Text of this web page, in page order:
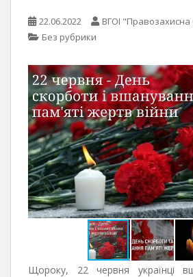
22.06.2022
ВГОІ "Правозахисна
Без рубрики
Щороку, 22 червня українці